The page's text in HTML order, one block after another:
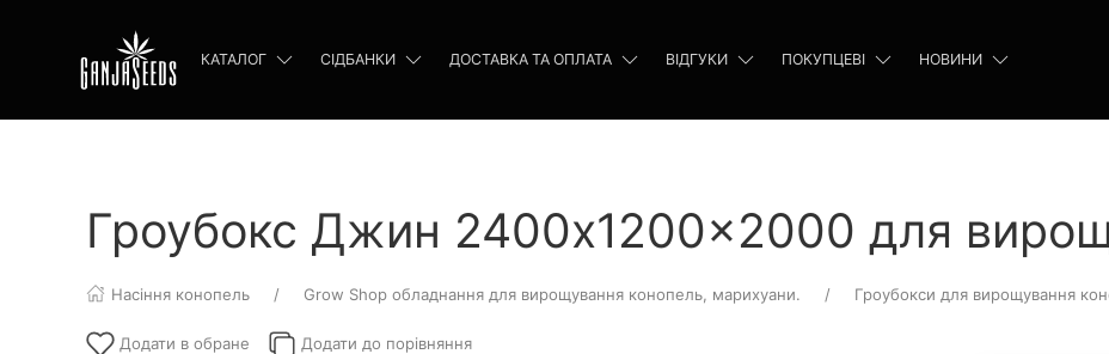
КАТАЛОГ СІДБАНКИ ДОСТАВКА ТА ОПЛАТА ВІДГУКИ ПОКУПЦЕВІ НОВИНИ
Гроубокс Джин 2400x1200x2000 для
Насіння конопель Grow Shop обладнання для вирощування конопель, марихуани. Гроубокси для вирощування
Додати в обране Додати до порівняння